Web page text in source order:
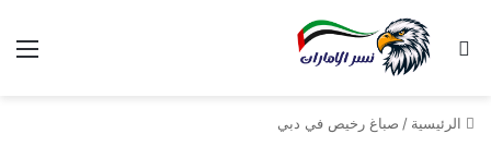
بحث عن
الرئيسية / صباغ رخيص في دبي